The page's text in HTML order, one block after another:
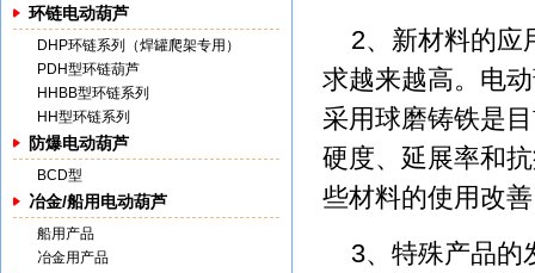
环链电动葫芦
DHP环链系列（焊罐爬架专用）
PDH型环链葫芦
HHBB型环链系列
HH型环链系列
防爆电动葫芦
BCD型
冶金/船用电动葫芦
船用产品
冶金用产品
2、新材料的应
求越来越高。电
采用球磨铸铁是
硬度、延展率和
些材料的使用改
3、特殊产品的